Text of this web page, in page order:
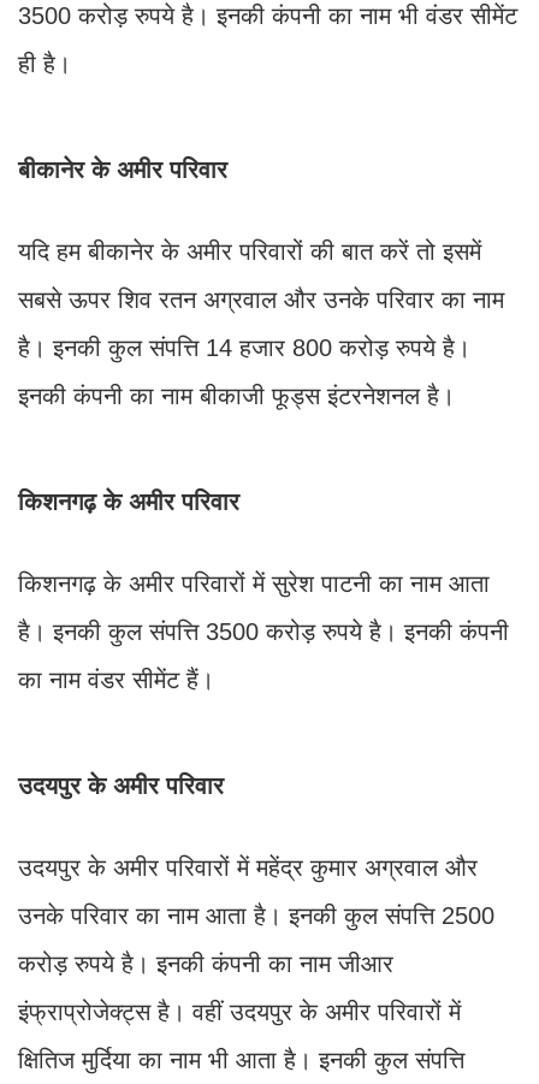
3500 करोड़ रुपये है। इनकी कंपनी का नाम भी वंडर सीमेंट
ही है।
बीकानेर के अमीर परिवार
यदि हम बीकानेर के अमीर परिवारों की बात करें तो इसमें
सबसे ऊपर शिव रतन अग्रवाल और उनके परिवार का नाम
है। इनकी कुल संपत्ति 14 हजार 800 करोड़ रुपये है।
इनकी कंपनी का नाम बीकाजी फूड्स इंटरनेशनल है।
किशनगढ़ के अमीर परिवार
किशनगढ़ के अमीर परिवारों में सुरेश पाटनी का नाम आता
है। इनकी कुल संप​त्ति 3500 करोड़ रुपये है। इनकी कंपनी
का नाम वंडर सीमेंट हैं।
उदयपुर के अमीर परिवार
उदयपुर के अमीर परिवारों में महेंद्र कुमार अग्रवाल और
उनके परिवार का नाम आता है। इनकी कुल संप​त्ति 2500
करोड़ रुपये है। इनकी कंपनी का नाम जीआर
इंफ्राप्रोजेक्ट्स है। वहीं उदयपुर के अमीर परिवारों में
क्षितिज मुर्दिया का नाम भी आता है। इनकी कुल संप​त्ति